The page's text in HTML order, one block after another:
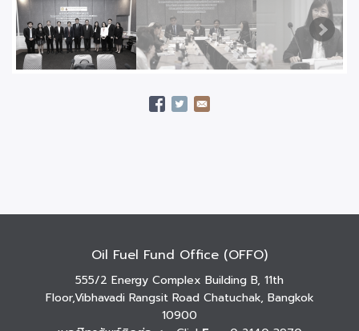
Oil Fuel Fund Office (OFFO)
555/2 Energy Complex Building B, 11th
Floor,Vibhavadi Rangsit Road Chatuchak, Bangkok
10900